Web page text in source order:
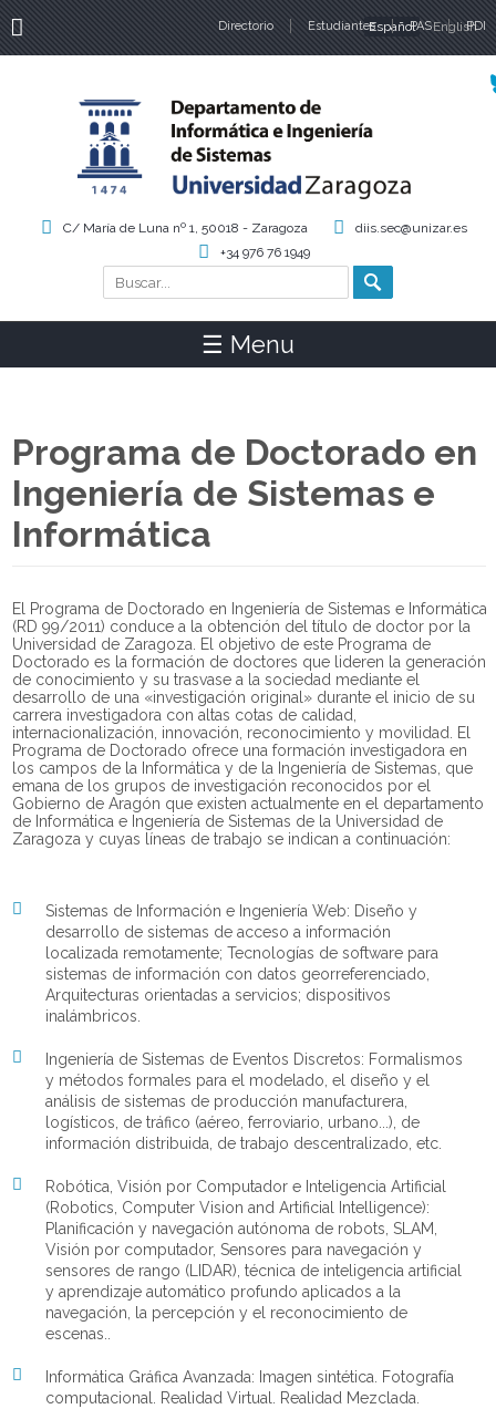
Directorio Estudiantes PAS PDI
Idiomas
Español English
Formulario de búsqueda
Buscar
C/ María de Luna nº 1, 50018 - Zaragoza
diis.sec@unizar.es
+34 976 76 1949
☰ Menu
Programa de Doctorado en
Ingeniería de Sistemas e
Informática
El Programa de Doctorado en Ingeniería de Sistemas e Informática
(RD 99/2011) conduce a la obtención del título de doctor por la
Universidad de Zaragoza. El objetivo de este Programa de
Doctorado es la formación de doctores que lideren la generación
de conocimiento y su trasvase a la sociedad mediante el
desarrollo de una «investigación original» durante el inicio de su
carrera investigadora con altas cotas de calidad,
internacionalización, innovación, reconocimiento y movilidad. El
Programa de Doctorado ofrece una formación investigadora en
los campos de la Informática y de la Ingeniería de Sistemas, que
emana de los grupos de investigación reconocidos por el
Gobierno de Aragón que existen actualmente en el departamento
de Informática e Ingeniería de Sistemas de la Universidad de
Zaragoza y cuyas líneas de trabajo se indican a continuación:
Sistemas de Información e Ingeniería Web: Diseño y
desarrollo de sistemas de acceso a información
localizada remotamente; Tecnologías de software para
sistemas de información con datos georreferenciado,
Arquitecturas orientadas a servicios; dispositivos
inalámbricos.
Ingeniería de Sistemas de Eventos Discretos: Formalismos
y métodos formales para el modelado, el diseño y el
análisis de sistemas de producción manufacturera,
logísticos, de tráfico (aéreo, ferroviario, urbano...), de
información distribuida, de trabajo descentralizado, etc.
Robótica, Visión por Computador e Inteligencia Artificial
(Robotics, Computer Vision and Artificial Intelligence):
Planificación y navegación autónoma de robots, SLAM,
Visión por computador, Sensores para navegación y
sensores de rango (LIDAR), técnica de inteligencia artificial
y aprendizaje automático profundo aplicados a la
navegación, la percepción y el reconocimiento de
escenas..
Informática Gráfica Avanzada: Imagen sintética. Fotografía
computacional. Realidad Virtual. Realidad Mezclada.